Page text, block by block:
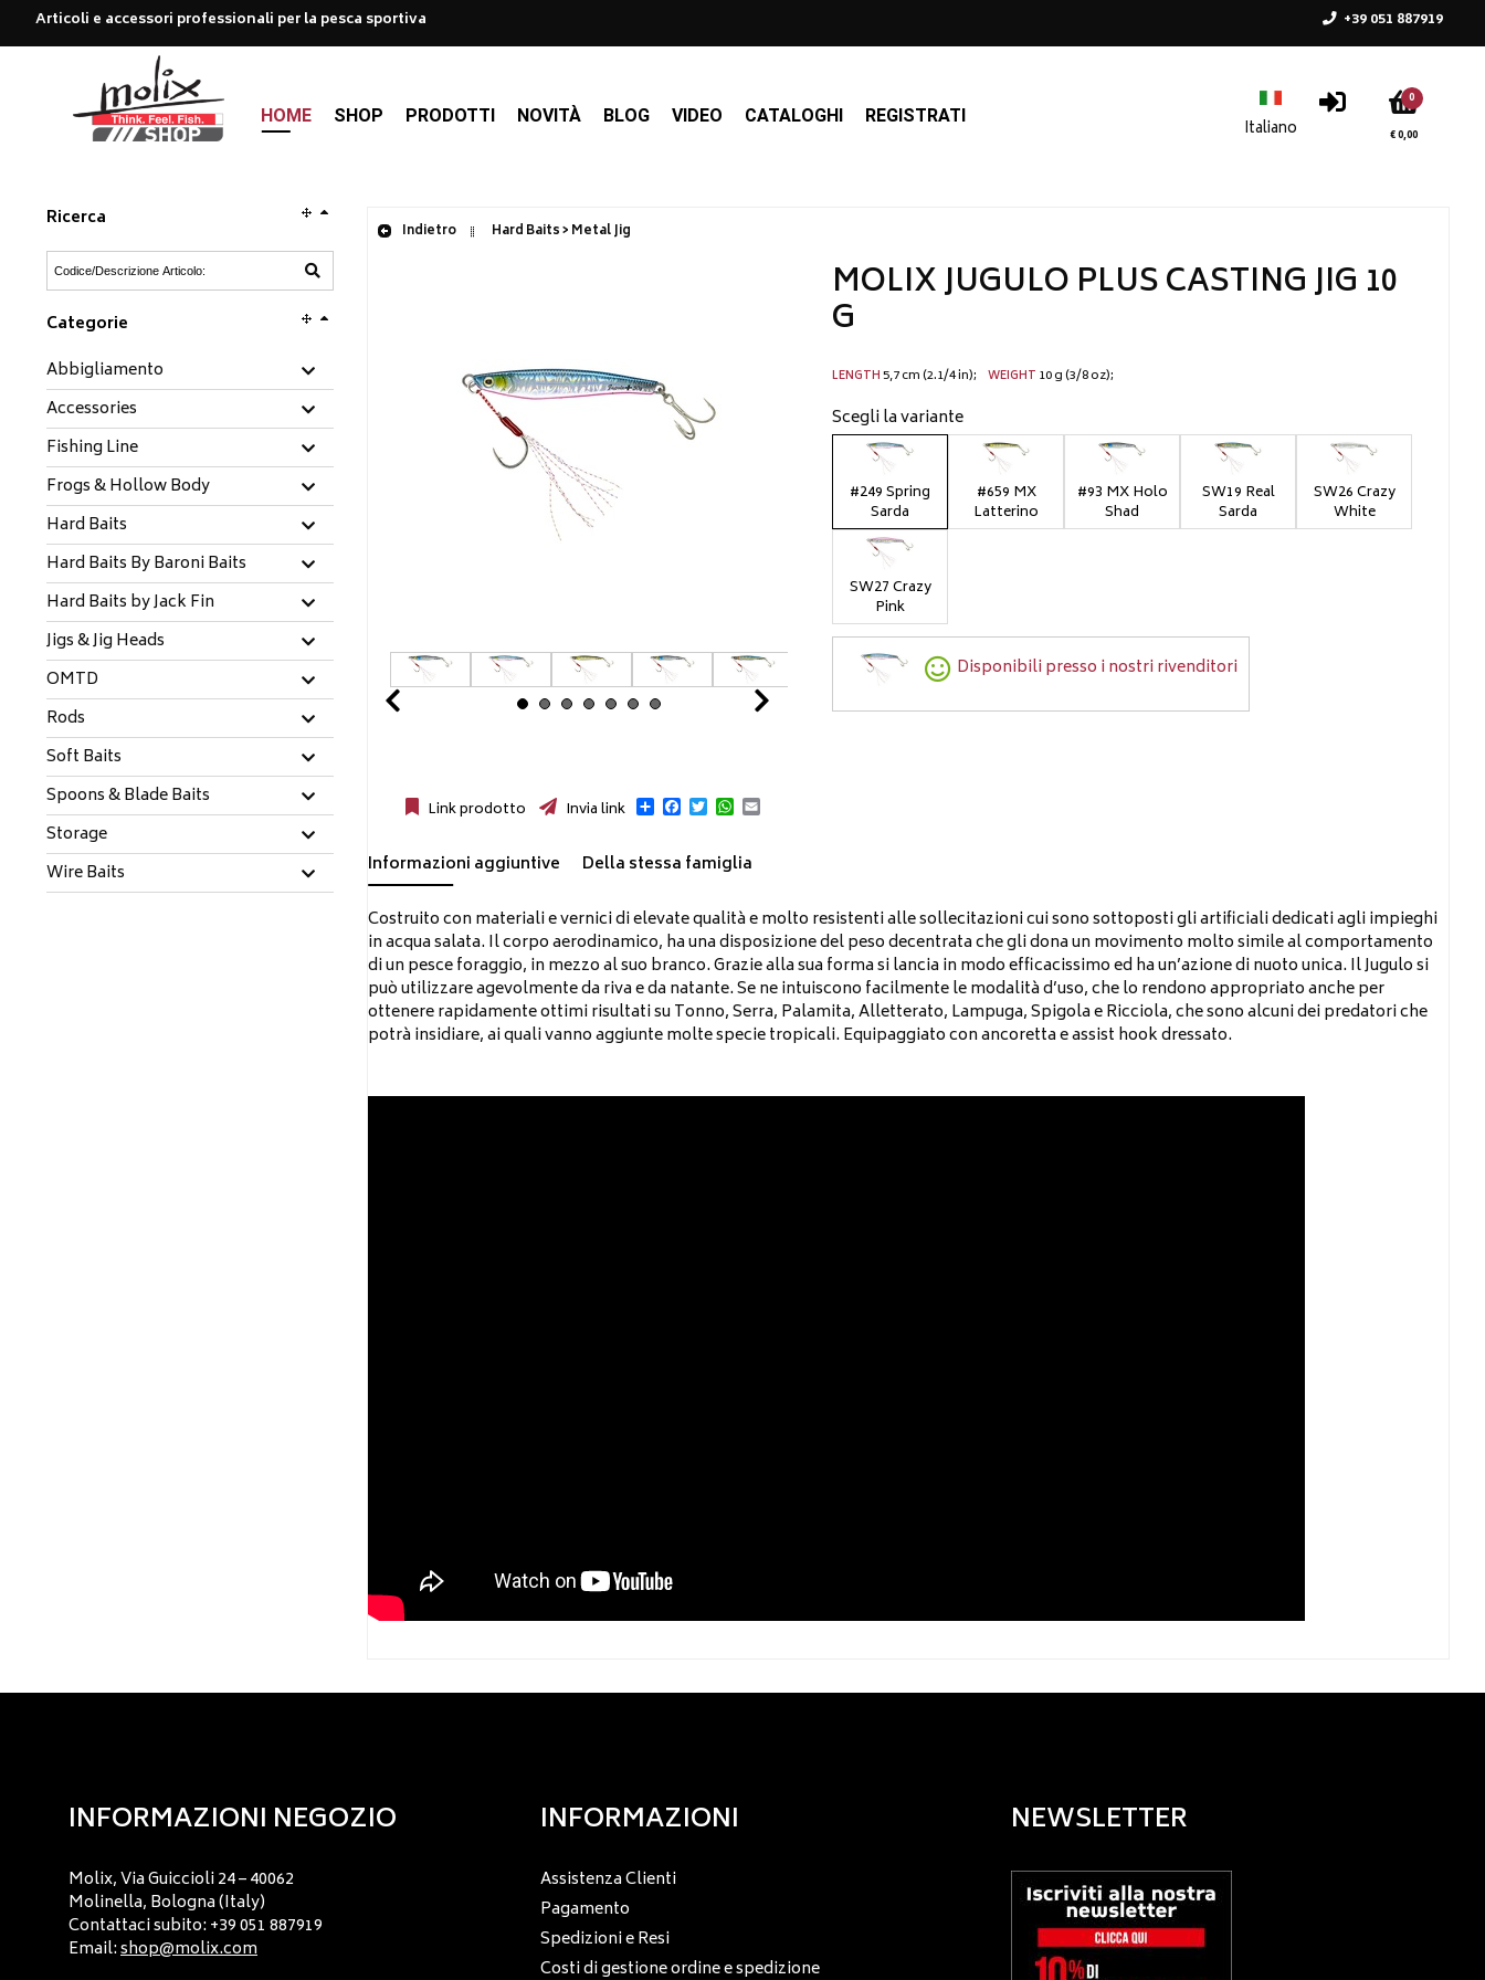
Articoli e accessori professionali per la pesca sportiva +39 051 887919
0
€ 0,00
HOME SHOP PRODOTTI NOVITÀ BLOG VIDEO CATALOGHI REGISTRATI
Ricerca
Categorie
Abbigliamento
Accessories
Fishing Line
Frogs & Hollow Body
Hard Baits
Hard Baits By Baroni Baits
Hard Baits by Jack Fin
Jigs & Jig Heads
OMTD
Rods
Soft Baits
Spoons & Blade Baits
Storage
Wire Baits
Indietro Hard Baits > Metal Jig
MOLIX JUGULO PLUS CASTING JIG 10
G
LENGTH5,7 cm (2.1/4 in) WEIGHT 10 g (3/8 oz)
Scegli la variante
#249 Spring
Sarda
#659 MX
Latterino
#93 MX Holo
Shad
SW19 Real
Sarda
SW26 Crazy
White
SW27 Crazy
Pink
Disponibili presso i nostri rivenditori
Link prodotto Invia link Condividi
Facebook
TwitterWhatsApp
Email
Informazioni aggiuntive
Della stessa famiglia
Costruito con materiali e vernici di elevate qualità e molto resistenti alle sollecitazioni cui sono sottoposti gli artificiali dedicati agli impieghi
in acqua salata. Il corpo aerodinamico, ha una disposizione del peso decentrata che gli dona un movimento molto simile al comportamento
di un pesce foraggio, in mezzo al suo branco. Grazie alla sua forma si lancia in modo efficacissimo ed ha un’azione di nuoto unica. Il Jugulo si
può utilizzare agevolmente da riva e da natante. Se ne intuiscono facilmente le modalità d’uso, che lo rendono appropriato anche per
ottenere rapidamente ottimi risultati su Tonno, Serra, Palamita, Alletterato, Lampuga, Spigola e Ricciola, che sono alcuni dei predatori che
potrà insidiare, ai quali vanno aggiunte molte specie tropicali. Equipaggiato con ancoretta e assist hook dressato.
INFORMAZIONI NEGOZIO
Molix, Via Guiccioli 24 – 40062
Molinella, Bologna (Italy)
Contattaci subito: +39 051 887919
Email:shop@molix.com
INFORMAZIONI
Assistenza Clienti
Pagamento
Spedizioni e Resi
Costi di gestione ordine e spedizione
NEWSLETTER